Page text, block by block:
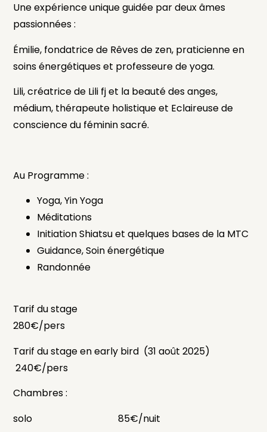
Une expérience unique guidée par deux âmes
passionnées :
Émilie, fondatrice de Rêves de zen, praticienne en
soins énergétiques et professeure de yoga.
Lili, créatrice de Lili fj et la beauté des anges,
médium, thérapeute holistique et Eclaireuse de
conscience du féminin sacré.
Au Programme :
Yoga, Yin Yoga
Méditations
Initiation Shiatsu et quelques bases de la MTC
Guidance, Soin énergétique
Randonnée
Tarif du stage
280€/pers
Tarif du stage en early bird (31 août 2025)
240€/pers
Chambres :
solo 85€/nuit